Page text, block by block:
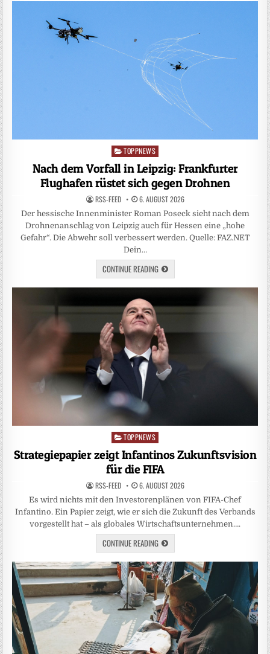
Posted
in
TOPPNEWS
Nach dem Vorfall in Leipzig: Frankfurter
Flughafen rüstet sich gegen Drohnen
RSS-FEED 6. AUGUST 2026
Der hessische Innenminister Roman Poseck sieht nach dem
Drohnenanschlag von Leipzig auch für Hessen eine „hohe
Gefahr“. Die Abwehr soll verbessert werden. Quelle: FAZ.NET
Dein…
CONTINUE READING
Posted
in
TOPPNEWS
Strategiepapier zeigt Infantinos Zukunftsvision
für die FIFA
RSS-FEED 6. AUGUST 2026
Es wird nichts mit den Investorenplänen von FIFA-Chef
Infantino. Ein Papier zeigt, wie er sich die Zukunft des Verbands
vorgestellt hat – als globales Wirtschaftsunternehmen….
CONTINUE READING